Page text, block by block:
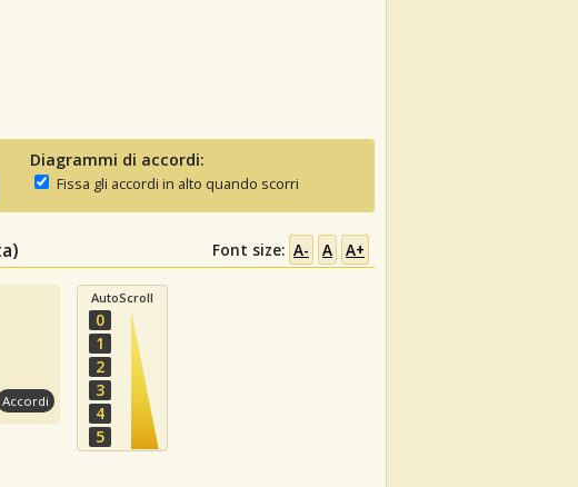
Diagrammi di accordi:
Fissa gli accordi in alto quando scorri
Font size: A- A A+
Accordi
AutoScroll
0
1
2
3
4
5